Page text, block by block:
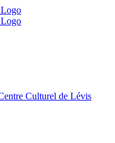
Culturel de Lévis